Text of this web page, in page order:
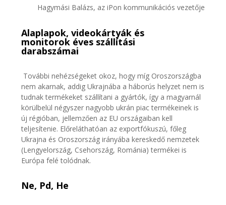
Hagymási Balázs, az iPon kommunikációs vezetője
Alaplapok, videokártyák és
monitorok éves szállítási
darabszámai
További nehézségeket okoz, hogy míg Oroszországba
nem akarnak, addig Ukrajnába a háborús helyzet nem is
tudnak termékeket szállítani a gyártók, így a magyarnál
körülbelül négyszer nagyobb ukrán piac termékeinek is
új régióban, jellemzően az EU országaiban kell
teljesítenie. Előreláthatóan az exportfókuszú, főleg
Ukrajna és Oroszország irányába kereskedő nemzetek
(Lengyelország, Csehország, Románia) termékei is
Európa felé tolódnak.
Ne, Pd, He